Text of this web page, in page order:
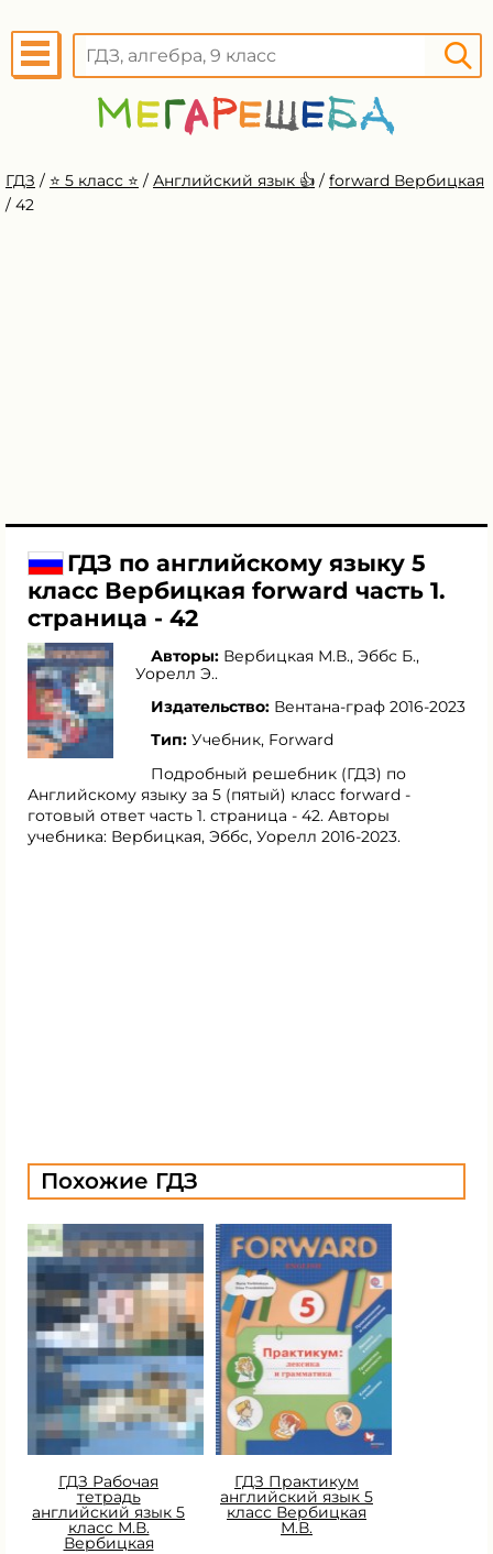
ГДЗ / ⭐️ 5 класс ⭐️ / Английский язык 👍 / forward Вербицкая
/ 42
ГДЗ по английскому языку 5
класс Вербицкая forward часть 1.
страница - 42
Авторы: Вербицкая М.В., Эббс Б.,
Уорелл Э..
Издательство: Вентана-граф 2016-2023
Тип: Учебник, Forward
Подробный решебник (ГДЗ) по
Английскому языку за 5 (пятый) класс forward -
готовый ответ часть 1. страница - 42. Авторы
учебника: Вербицкая, Эббс, Уорелл 2016-2023.
Похожие ГДЗ
ГДЗ Рабочая
тетрадь
английский язык 5
класс М.В.
Вербицкая
ГДЗ Практикум
английский язык 5
класс Вербицкая
М.В.